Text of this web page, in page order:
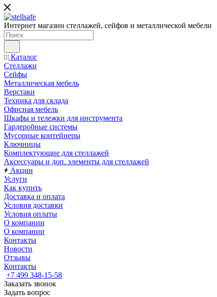
Интернет магазин стеллажей, сейфов и металлической мебели
Каталог
Стеллажи
Сейфы
Металлическая мебель
Верстаки
Техника для склада
Офисная мебель
Шкафы и тележки для инструмента
Гардеробные системы
Мусорные контейнеры
Ключницы
Комплектующие для стеллажей
Аксессуары и доп. элементы для стеллажей
Акции
Услуги
Как купить
Доставка и оплата
Условия доставки
Условия оплаты
О компании
О компании
Контакты
Новости
Отзывы
Контакты
+7 499 348-15-58
Заказать звонок
Задать вопрос